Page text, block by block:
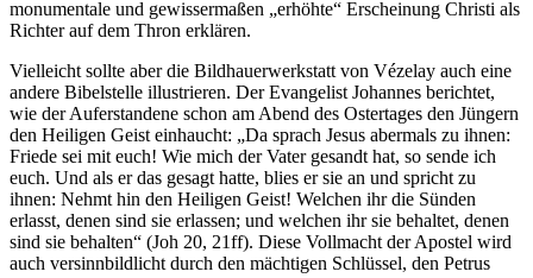
monumentale und gewissermaßen „erhöhte“ Erscheinung Christi als
Richter auf dem Thron erklären.
Vielleicht sollte aber die Bildhauerwerkstatt von Vézelay auch eine
andere Bibelstelle illustrieren. Der Evangelist Johannes berichtet,
wie der Auferstandene schon am Abend des Ostertages den Jüngern
den Heiligen Geist einhaucht: „Da sprach Jesus abermals zu ihnen:
Friede sei mit euch! Wie mich der Vater gesandt hat, so sende ich
euch. Und als er das gesagt hatte, blies er sie an und spricht zu
ihnen: Nehmt hin den Heiligen Geist! Welchen ihr die Sünden
erlasst, denen sind sie erlassen; und welchen ihr sie behaltet, denen
sind sie behalten“ (Joh 20, 21ff). Diese Vollmacht der Apostel wird
auch versinnbildlicht durch den mächtigen Schlüssel, den Petrus